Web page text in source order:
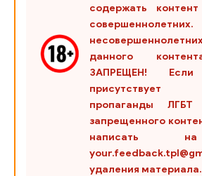
содержать
данного
ЗАПРЕЩЕН!
пропаганды
запрещенного
написать
удаления материала.